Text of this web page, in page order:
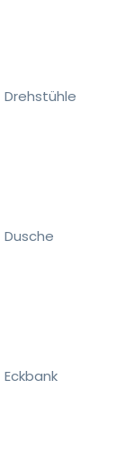
Drehstühle
Dusche
Eckbank